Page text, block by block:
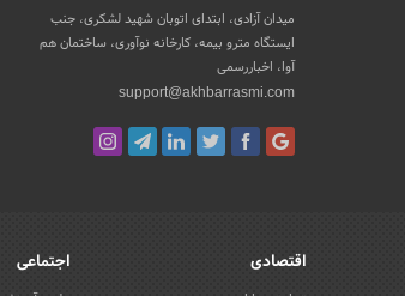
میدان آزادی، ابتدای اتوبان شهید لشکری، جنب
ایستگاه مترو بیمه، کارخانه نوآوری، ساختمان هم
آوا، اخباررسمی
support@akhbarrasmi.com
اقتصادی اجتماعی